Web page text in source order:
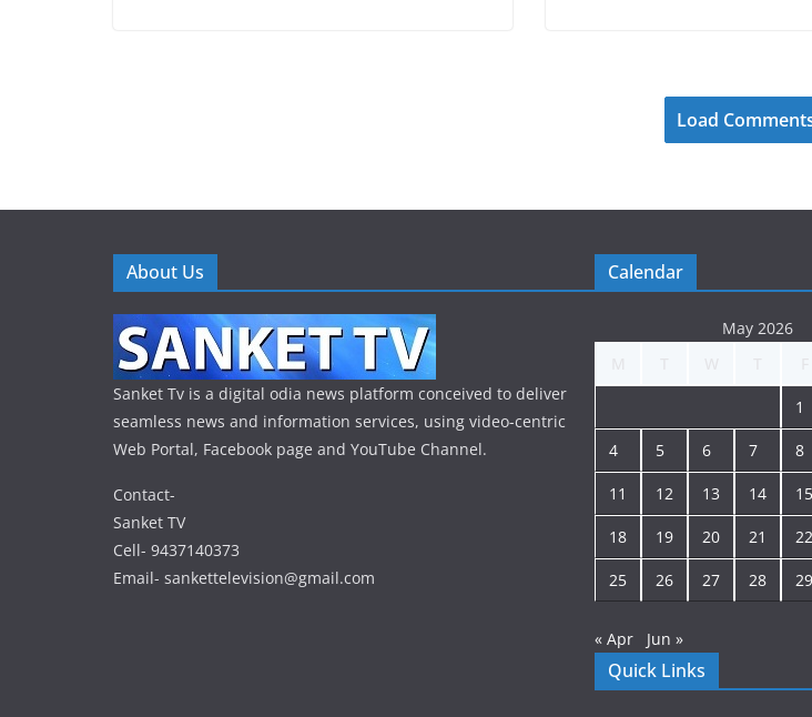
Load
About Us
Sanket Tv is a digital odia news platform conceived to deliver
seamless news and information services, using video-centric
Web Portal, Facebook page and YouTube Channel.
Contact-
Sanket TV
Cell- 9437140373
Email- sankettelevision@gmail.com
Calendar
May 2026
1
4 5 6 7 8
11 12 13 14 15
18 19 20 21 22
25 26 27 28 29
« Apr Jun »
Quick Links